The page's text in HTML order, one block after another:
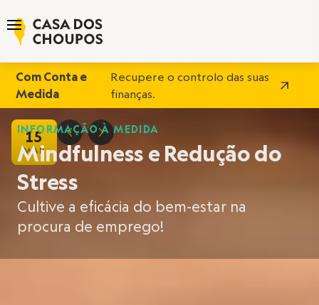
Com Conta e
Medida
Recupere o controlo das suas
finanças.
15
MAR
D E
INFORMAÇÃO À MEDIDA
Mindfulness e Redução do
Stress
Cultive a eficácia do bem-estar na
procura de emprego!